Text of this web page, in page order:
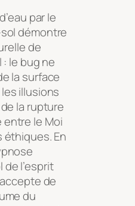
par le
démontre
de
: le bug ne
la surface
illusions
la rupture
le Moi
En
de l’esprit
de
du